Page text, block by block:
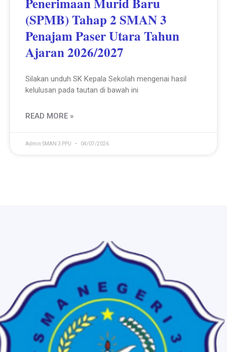
(SPMB) Tahap 2 SMAN 3
Penajam Paser Utara Tahun
Ajaran 2026/2027
Silakan unduh SK Kepala Sekolah mengenai hasil
kelulusan pada tautan di bawah ini
READ MORE »
Admin SMAN 3 PPU 04/07/2026